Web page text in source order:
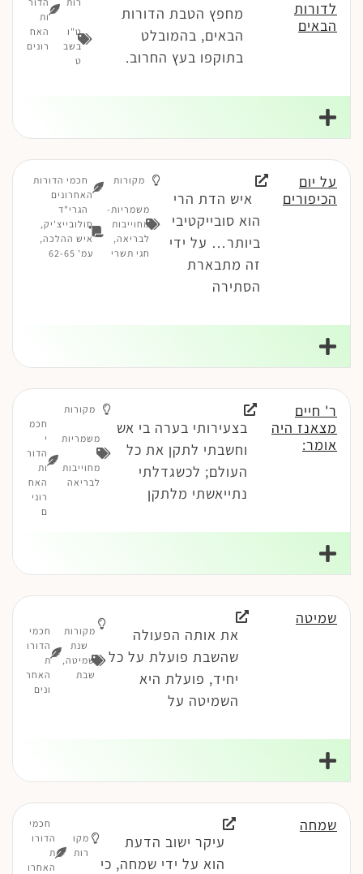
לדורות
הבאים
מחפץ הטבת הדורות
הבאים, בהמובלט
בתוקפו בעץ החרוב.
ט"ו
בשב
ט
ות
האח
רונים
על יום
הכיפורים
איש הדת הרי
הוא סובייקטיבי
ביותר… על ידי
זה מתבארת
הסתירה
מקורות
משמריות-
מחוייבות
לבריאה,
חגי תשרי
חכמי הדורות
האחרונים
הגרי"ד
סולובייצ'יק,
איש ההלכה,
עמ' 62-65
ר' חיים
מצאנז היה
אומר:
בצעירותי בערה בי אש
וחשבתי לתקן את כל
העולם; לכשגדלתי
נתייאשתי מלתקן
מקורות
משמריות
-
מחוייבות
לבריאה
חכמ
י
הדור
ות
האח
רוני
ם
שמיטה
את אותה הפעולה
שהשבת פועלת על כל
יחיד, פועלת היא
השמיטה על
מקורות
שנת
שמיטה,
שבת
חכמי
הדורו
ת
האחר
ונים
שמחה
עיקר ישוב הדעת
הוא על ידי שמחה, כי
מקו
רות
חכמי
הדורו
ת
האחרו